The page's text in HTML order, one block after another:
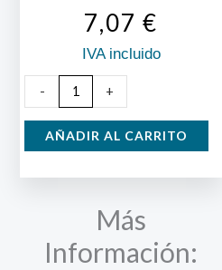
7,07 €
IVA incluido
-
13
+
AÑADIR AL CARRITO
Más
Información: